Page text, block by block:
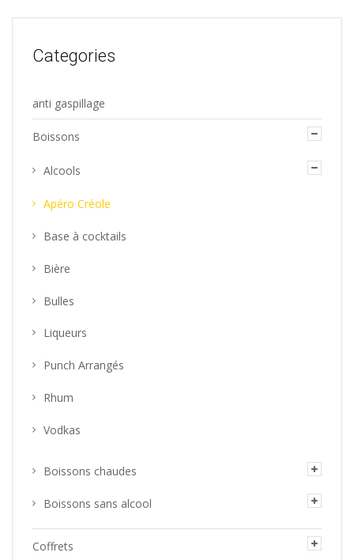
Categories
anti gaspillage
Boissons
Alcools
Apéro Créole
Base à cocktails
Bière
Bulles
Liqueurs
Punch Arrangés
Rhum
Vodkas
Boissons chaudes
Boissons sans alcool
Coffrets